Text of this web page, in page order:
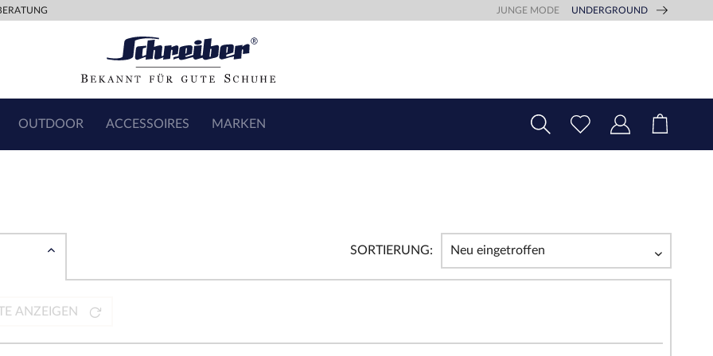
JUNGE MODE UNDERGROUND
OUTDOOR ACCESSOIRES MARKEN
SORTIERUNG:
ANZEIGEN